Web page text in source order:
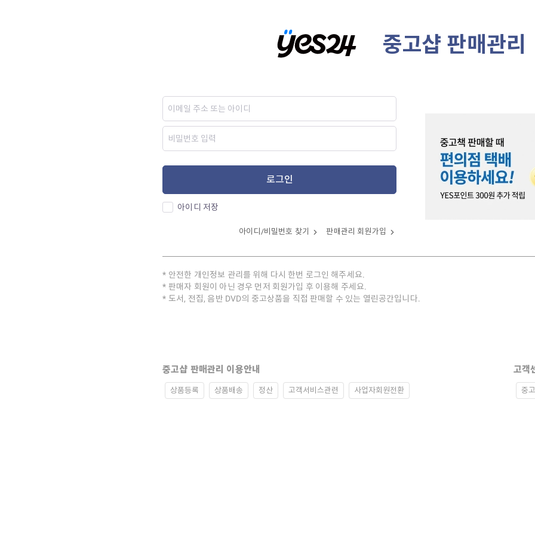
중고샵 판매관리
로그인
아이디 저장
아이디/비밀번호 찾기 판매관리 회원가입
안전한 개인정보 관리를 위해 다시 한번 로그인 해주세요.
판매자 회원이 아닌 경우 먼저 회원가입 후 이용해 주세요.
도서, 전집, 음반 DVD의 중고상품을 직접 판매할 수 있는 열린공간입니다.
중고샵 판매관리 이용안내
상품등록 상품배송 정산 고객서비스관련 사업자회원전환
고객
중